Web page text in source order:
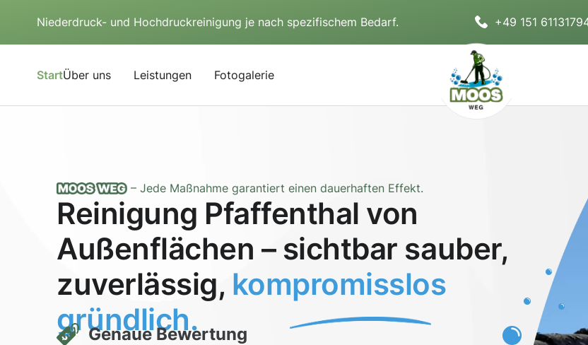
Niederdruck- und Hochdruckreinigung je nach spezifischem Bedarf. +49 151
StartÜber uns Leistungen Fotogalerie
– Jede Maßnahme garantiert einen dauerhaften Effekt.
Reinigung Pfaffenthal von
Außenflächen – sichtbar sauber,
zuverlässig, kompromisslos
gründlich.
Genaue Bewertung